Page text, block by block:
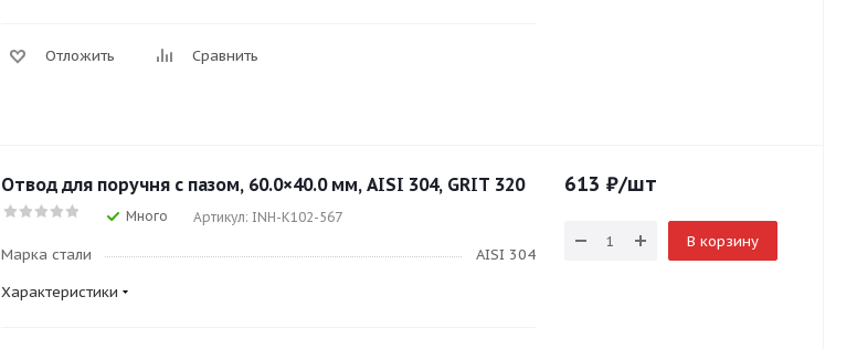
Отложить Сравнить
Отвод для поручня с пазом, 60.0×40.0 мм, AISI 304, GRIT 320
Много Артикул: INH-K102-567
Марка стали
AISI 304
Характеристики
613 ₽/шт
В корзину